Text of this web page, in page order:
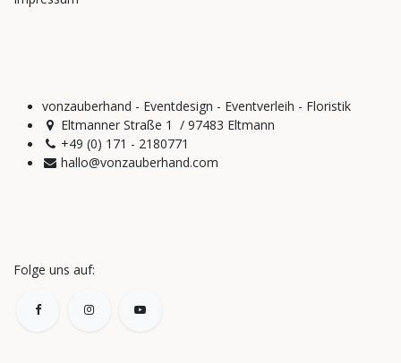
vonzauberhand - Eventdesign - Eventverleih - Floristik
Eltmanner Straße 1 / 97483 Eltmann
+49 (0) 171 - 2180771
hallo@vonzauberhand.com
Folge uns auf: